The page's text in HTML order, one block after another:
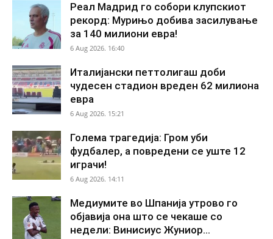
Реал Мадрид го собори клупскиот
рекорд: Мурињо добива засилување
за 140 милиони евра!
6 Aug 2026. 16:40
Италијански петтолигаш доби
чудесен стадион вреден 62 милиона
евра
6 Aug 2026. 15:21
Голема трагедија: Гром уби
фудбалер, а повредени се уште 12
играчи!
6 Aug 2026. 14:11
Медиумите во Шпанија утрово го
објавија она што се чекаше со
недели: Винисиус Жуниор...